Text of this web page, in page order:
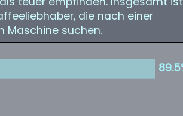
die nach einer
Maschine suchen.